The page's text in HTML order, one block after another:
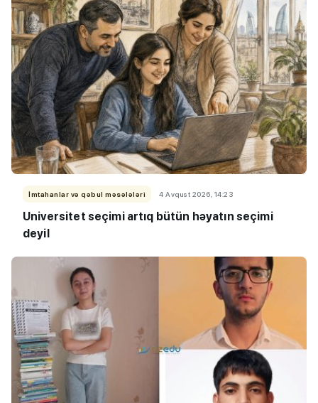
İmtahanlar və qəbul məsələləri 4 Avqust 2026, 14:23
Universitet seçimi artıq bütün həyatın seçimi
deyil